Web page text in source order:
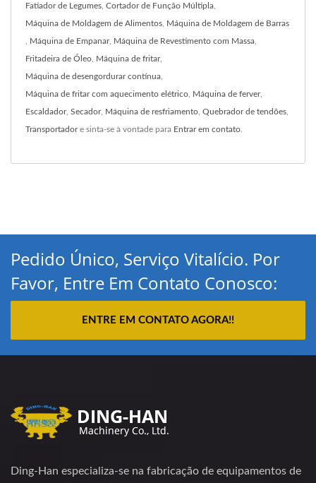
Fatiador de Legumes Cortador de Função Múltipla
Máquina de Moldagem de Alimentos Máquina de Moldagem de Barras
Máquina de Empanar, Máquina de Revestimento com Massa
Fritadeira de Óleo Máquina de fritar,
Máquina de desengordurar contínua
Máquina de fritar com aquecimento elétrico Máquina de ferver,
Escaldador, Secador, Máquina de resfriamento Quebrador de tendões
Transportadore sinta-se à vontade para Entrar em contato
Pedido Único, Serviço Vitalício. Por
Favor, Entre Em Contato Conosco:
ENTRE EM CONTATO AGORA!!
Ding-Han especializa-se na fabricação de equipamentos de